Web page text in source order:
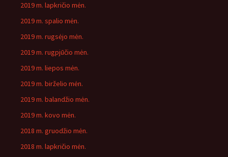
2019 m. lapkričio mėn.
2019 m. spalio mėn.
2019 m. rugsėjo mėn.
2019 m. rugpjūčio mėn.
2019 m. liepos mėn.
2019 m. birželio mėn.
2019 m. balandžio mėn.
2019 m. kovo mėn.
2018 m. gruodžio mėn.
2018 m. lapkričio mėn.